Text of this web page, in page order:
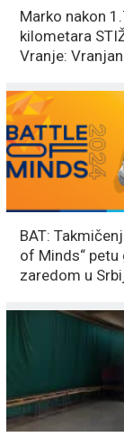
Marko nakon
kilometara
Vranje:
ispred ROBNE
BAT:
of Minds“ petu
zaredom u
FUNTI